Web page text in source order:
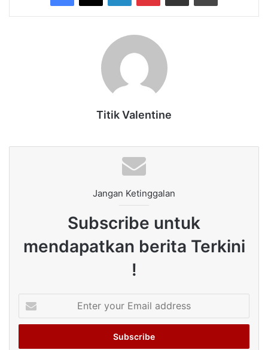
Titik Valentine
Jangan Ketinggalan
Subscribe untuk
mendapatkan berita Terkini
!
your
Email